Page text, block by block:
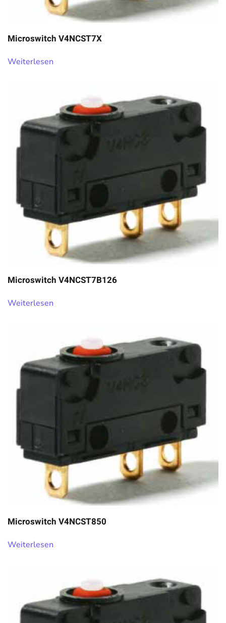
Microswitch V4NCST7X
Weiterlesen
Microswitch V4NCST7B126
Weiterlesen
Microswitch V4NCST850
Weiterlesen